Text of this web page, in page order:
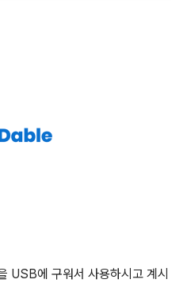
USB에 구워서 사용하시고 계시